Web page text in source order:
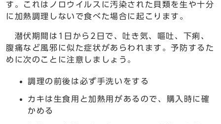
す。これはノロウイルスに汚染された貝類を生や十分
に加熱調理しないで食べた場合に起こります。
潜伏期間は1日から2日で、吐き気、嘔吐、下痢、
腹痛など風邪に似た症状があらわれます。予防するた
めに次のことに注意しましょう。
調理の前後は必ず手洗いをする
カキは生食用と加熱用があるので、購入時に確
かめる